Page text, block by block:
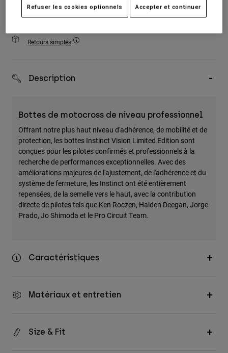
Sacs et sacs à dos
Voir toutRetours simples
Description
Bottes de motocross de niveau professionnel
Offrant notre plus haut niveau d'adhérence, de mobilité et de
protection, les bottes Instinct Vision Limited Edition sont
conçues pour les pilotes confirmés et professionnels à la
recherche de performances exceptionnelles. Avec des
améliorations majeures de l'ajustement, de l'adhérence et du
système de fermeture, les Instinct ont été entièrement
repensées, de la semelle vers le haut, avec la contribution
directe de pilotes tels que Ken Roczen, Haiden Deegan, Jorge
Prado, Jo Shimoda et le Pro Circuit Team.
Caractéristiques
Matériaux et entretien
Size & Fit
Refuser les cookies optionnels Accepter et continuer